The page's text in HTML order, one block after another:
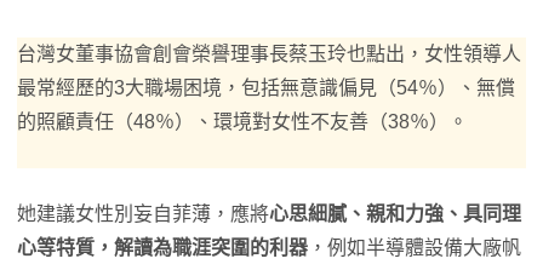
台灣女董事協會創會榮譽理事長蔡玉玲也點出，女性領導人
最常經歷的3大職場困境，包括無意識偏見（54％）、無償
的照顧責任（48％）、環境對女性不友善（38％）。
她建議女性別妄自菲薄，應將心思細膩、親和力強、具同理
心等特質，解讀為職涯突圍的利器 ，例如半導體設備大廠帆